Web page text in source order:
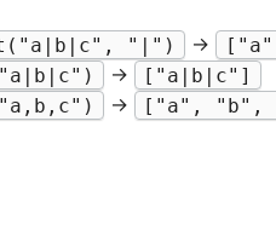
"|") →
→ ["a|b|c"]
→ ["a", "b",